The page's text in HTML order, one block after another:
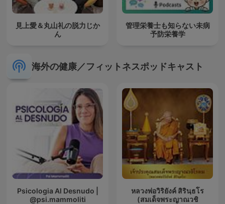
見上愛＆丸山礼の脱力じか
ん
管理栄養士も知らない未病
予防栄養学
海外の健康／フィットネスポッドキャスト
Psicologia Al Desnudo |
@psi.mammoliti
หลวงพ่อวิริยังค์ สิรินฺธโร
(สมเด็จพระญาณวชิ